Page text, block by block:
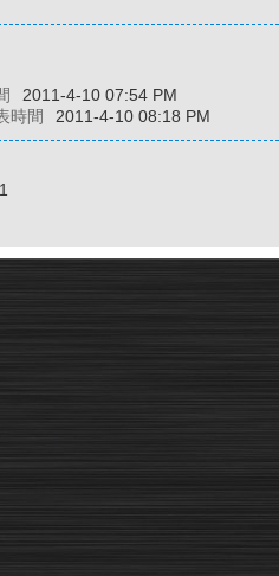
2011-4-10 07:54 PM
時間 2011-4-10 08:18 PM